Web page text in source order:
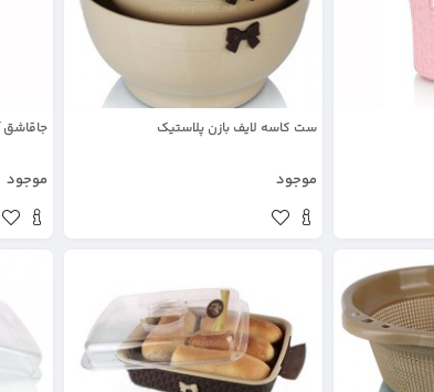
ست کاسه لایف بازن پلاستیک
موجود
جاقاشق
موجود